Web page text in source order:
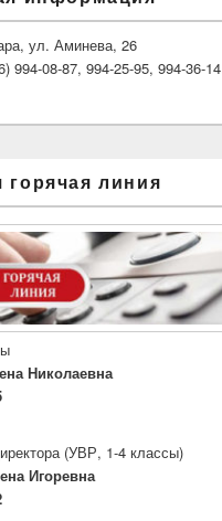
ул. Аминева, 26
994-08-87, 994-25-95, 994-36-14
линия
Николаевна
(УВР, 1-4 классы)
Игоревна